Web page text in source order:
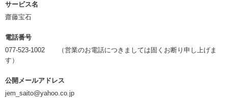
サービス名
齋藤宝石
電話番号
077-523-1002 （営業のお電話につきましては固くお断り申し上げま
す）
公開メールアドレス
jem_saito@yahoo.co.jp